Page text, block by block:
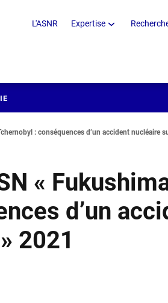
L'ASNR Expertise
: conséquences d’un accident nucléaire
«
d’un
2021